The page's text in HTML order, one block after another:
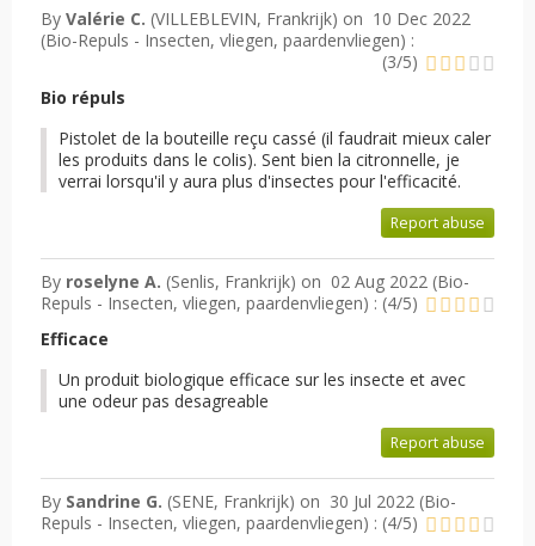
By Valérie C. (VILLEBLEVIN, Frankrijk) on 10 Dec 2022
(Bio-Repuls - Insecten, vliegen, paardenvliegen) :
(3/5)
Bio répuls
Pistolet de la bouteille reçu cassé (il faudrait mieux caler
les produits dans le colis). Sent bien la citronnelle, je
verrai lorsqu'il y aura plus d'insectes pour l'efficacité.
Report abuse
By roselyne A. (Senlis, Frankrijk) on 02 Aug 2022 (Bio-
Repuls - Insecten, vliegen, paardenvliegen) : (4/5)
Efficace
Un produit biologique efficace sur les insecte et avec
une odeur pas desagreable
Report abuse
By Sandrine G. (SENE, Frankrijk) on 30 Jul 2022 (Bio-
Repuls - Insecten, vliegen, paardenvliegen) : (4/5)